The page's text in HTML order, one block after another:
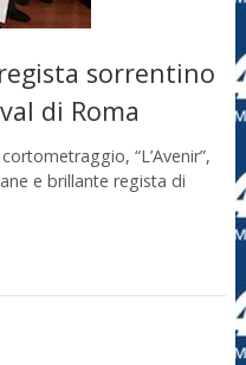
sorrentino
di Roma
“L’Avenir”,
e brillante regista di